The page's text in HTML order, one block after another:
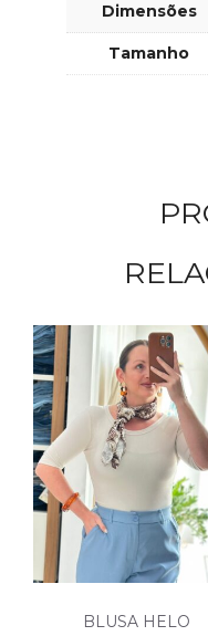
Dimensões
Tamanho
BLUSA HELO